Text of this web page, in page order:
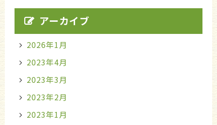
アーカイブ
2026年1月
2023年4月
2023年3月
2023年2月
2023年1月